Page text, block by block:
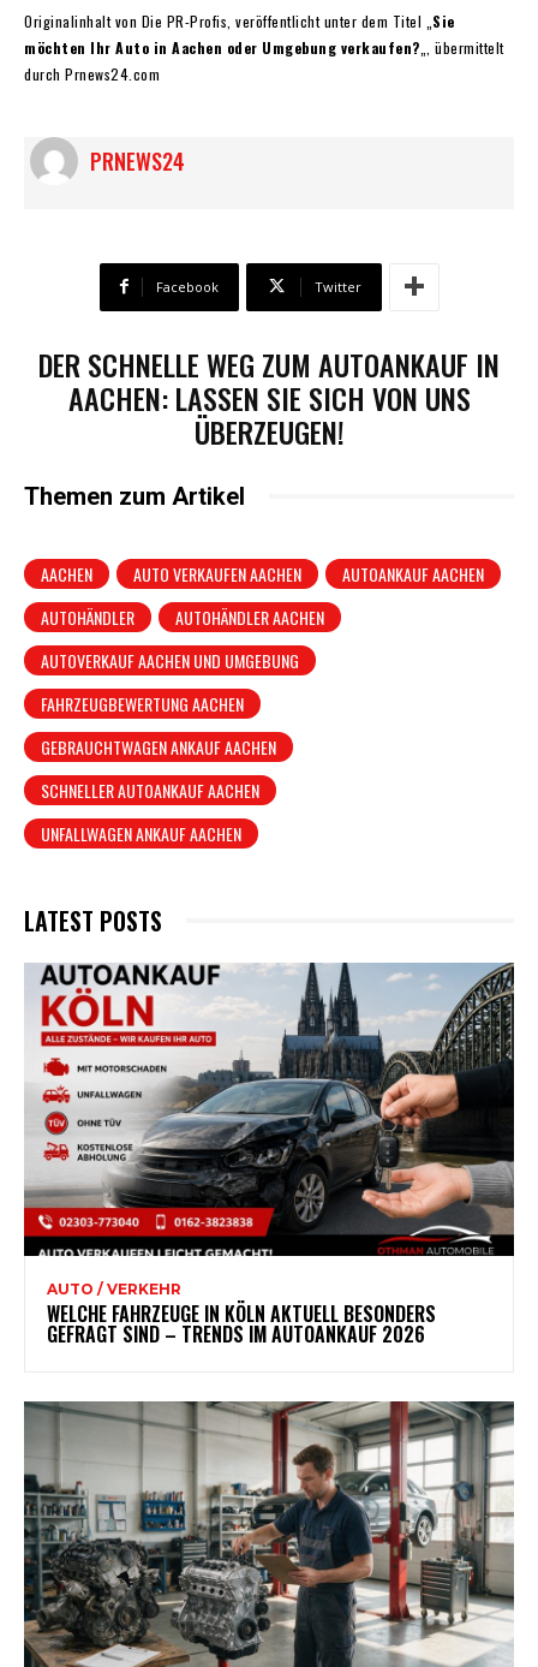
Originalinhalt von Die PR-Profis, veröffentlicht unter dem Titel „ Sie
möchten Ihr Auto in Aachen oder Umgebung verkaufen? „, übermittelt
durch Prnews24.com
PRNEWS24
Facebook Twitter
DER SCHNELLE WEG ZUM AUTOANKAUF IN
AACHEN: LASSEN SIE SICH VON UNS
ÜBERZEUGEN!
Themen zum Artikel
AACHEN AUTO VERKAUFEN AACHEN
AUTOANKAUF AACHEN
AUTOHÄNDLER
AUTOHÄNDLER AACHEN
AUTOVERKAUF AACHEN UND UMGEBUNG
FAHRZEUGBEWERTUNG AACHEN
GEBRAUCHTWAGEN ANKAUF AACHEN
SCHNELLER AUTOANKAUF AACHEN
UNFALLWAGEN ANKAUF AACHEN
LATEST POSTS
AUTO / VERKEHR
WELCHE FAHRZEUGE IN KÖLN AKTUELL BESONDERS
GEFRAGT SIND – TRENDS IM AUTOANKAUF 2026